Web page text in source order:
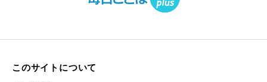
このサイトについて